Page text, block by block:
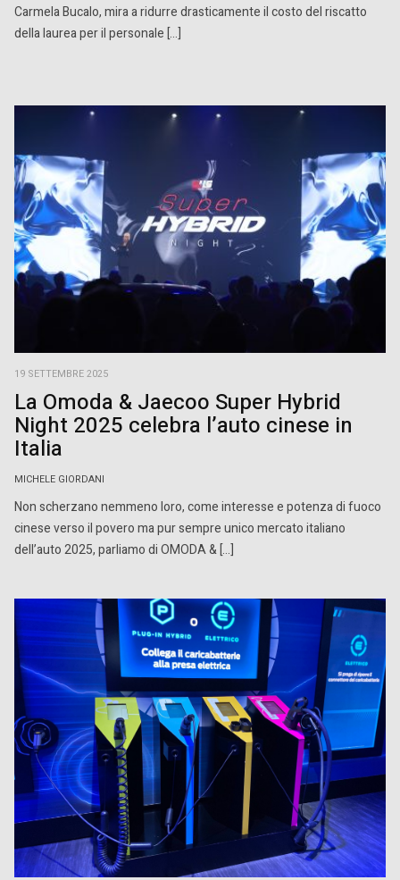
Carmela Bucalo, mira a ridurre drasticamente il costo del riscatto
della laurea per il personale […]
19 SETTEMBRE 2025
La Omoda & Jaecoo Super Hybrid
Night 2025 celebra l’auto cinese in
Italia
MICHELE GIORDANI
Non scherzano nemmeno loro, come interesse e potenza di fuoco
cinese verso il povero ma pur sempre unico mercato italiano
dell’auto 2025, parliamo di OMODA & […]